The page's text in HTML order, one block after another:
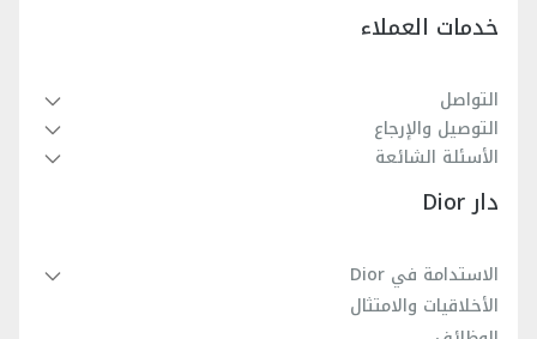
خدمات العملاء
التواصل
التوصيل والإرجاع
الأسئلة الشائعة
دار Dior
الاستدامة في Dior
الأخلاقيات والامتثال